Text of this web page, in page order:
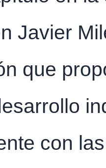
Javier
que
con